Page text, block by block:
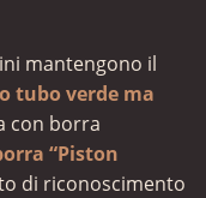
mantengono il
tubo verde ma
con borra
“Piston
di riconoscimento